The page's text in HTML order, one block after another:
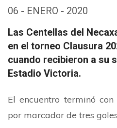
06 - ENERO - 2020
Las Centellas del
en el torneo Clausura
cuando recibieron a su
Estadio Victoria.
El encuentro terminó
por marcador de tres